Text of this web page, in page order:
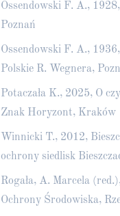
Ossendowski F. A.,
Poznań
Ossendowski F. A.,
Polskie R. Wegnera,
Potaczała K., 2025, O
Znak Horyzont, Kraków
Winnicki T., 2012,
ochrony siedlisk
Rogała, A. Marcela
Ochrony Środowiska,